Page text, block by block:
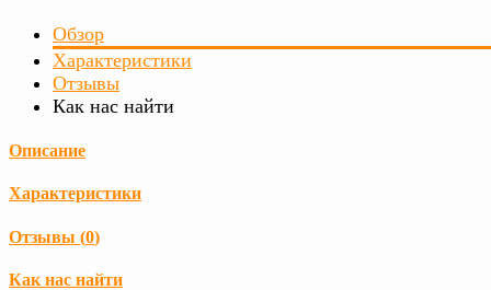
Обзор
Характеристики
Отзывы
Как нас найти
Описание
Характеристики
Отзывы (0)
Как нас найти